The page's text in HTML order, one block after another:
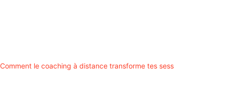
Comment le coaching à distance transforme tes sess